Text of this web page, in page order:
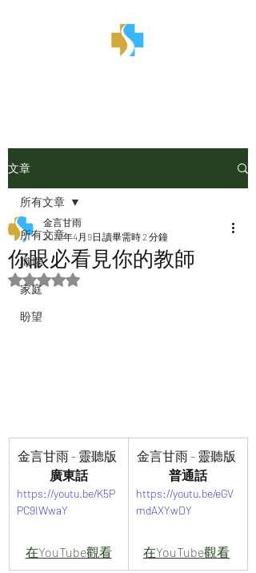
文章
所有文章
職場
家庭
盼望
所有文章
你眼必看見你的教師
金言甘雨
2022年4月9日 讀畢需時 2 分鐘
評等為 NaN（最高為 5 顆星）。
金言甘雨 - 靈聽版
廣東話
https://youtu.be/K5P
PC9IWwaY
在YouTube觀看
金言甘雨 - 靈聽版
普通話
https://youtu.be/eGV
mdAXYwDY
在YouTube觀看